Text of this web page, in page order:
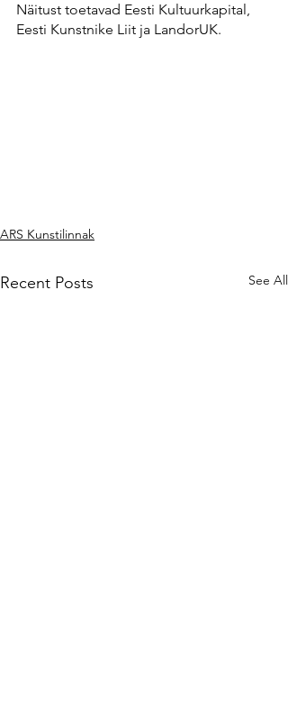
Näitust toetavad Eesti Kultuurkapital,
Eesti Kunstnike Liit ja LandorUK.
ARS Kunstilinnak
Recent Posts See All